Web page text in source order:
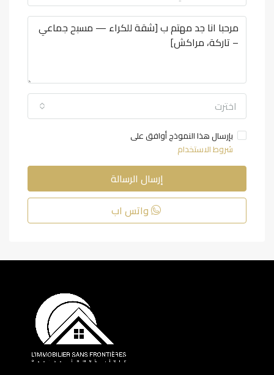
اخترت
بإرسال هذا النموذج أوافق على
شروط الاستخدام
إرسال الرسالة
واتس اب